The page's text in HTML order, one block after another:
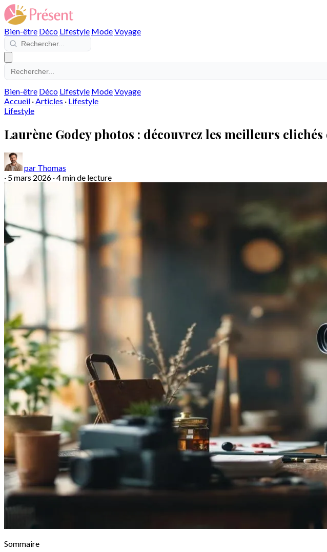
Bien-être Déco Lifestyle ModeVoyage
Bien-être Déco Lifestyle ModeVoyage
Accueil ·Articles · Lifestyle
Lifestyle
Laurène Godey photos : découvrez les meilleurs
par Thomas
· 5 mars 2026 ·4 min de lecture
Sommaire